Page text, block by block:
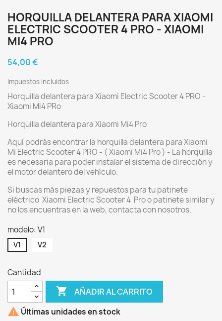
HORQUILLA DELANTERA PARA XIAOMI
ELECTRIC SCOOTER 4 PRO - XIAOMI
MI4 PRO
54,00 €
Impuestos incluidos
Horquilla delantera para Xiaomi Electric Scooter 4 PRO -
Xiaomi Mi4 PRo
Horquilla delantera para Xiaomi Mi4 Pro
Aquí podrás encontrar la horquilla delantera para Xiaomi
Mi Electric Scooter 4 PRO - ( Xiaomi Mi4 Pro ) - La horquilla
es necesaria para poder instalar el sistema de dirección y
el motor delantero del vehículo.
Si buscas más piezas y repuestos para tu patinete
eléctrico Xiaomi Electric Scooter 4 Pro o patinete similar y
no los encuentras en la web, contacta con nosotros.
modelo: V1
V1 V2
Cantidad
 AÑADIR AL CARRITO
 Últimas unidades en stock